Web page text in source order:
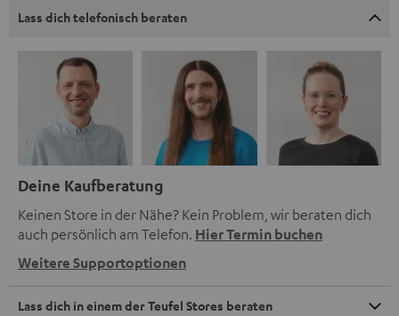
Lass dich telefonisch beraten
Deine Kaufberatung
Keinen Store in der Nähe? Kein Problem, wir beraten dich
auch persönlich am Telefon. Hier Termin buchen
Weitere Supportoptionen
Lass dich in einem der Teufel Stores beraten